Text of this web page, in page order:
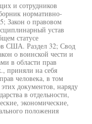
и сотрудников
нормативно-
Закон о правовом
устав
статусе
США. Раздел 32; Свод
о воинской чести и
в области прав
приняли на себя
человека, в том
документов, наряду
в отдельности,
экономические,
положения